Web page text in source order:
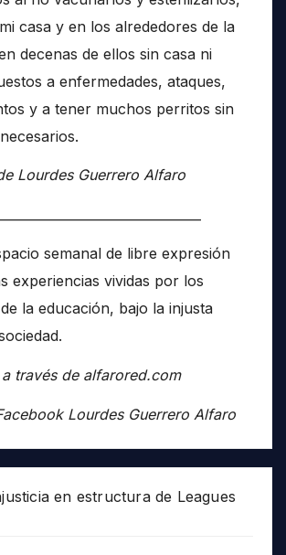
casa y en los alrededores de la
decenas de ellos sin casa ni
a enfermedades, ataques,
y a tener muchos perritos sin
Lourdes Guerrero Alfaro
semanal de libre expresión
experiencias vividas por los
la educación, bajo la injusta
través de alfarored.com
Lourdes Guerrero Alfaro
en estructura de Leagues